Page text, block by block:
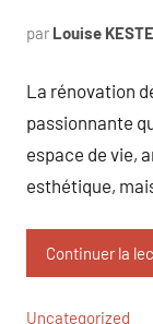
par Louise
La rénovation
passionnante
espace de vie,
esthétique,
Continuer la
Uncategorized